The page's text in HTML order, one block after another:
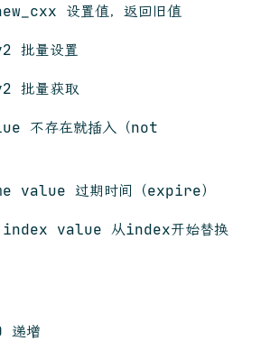
设置值，返回旧值
批量设置
批量获取
不存在就插入（not
过期时间（expire）
value 从index开始替换
增